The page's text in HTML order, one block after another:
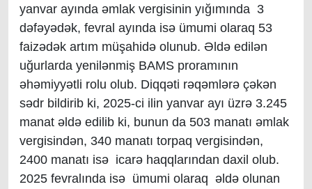
yanvar ayında əmlak vergisinin yığımında 3
dəfəyədək, fevral ayında isə ümumi olaraq 53
faizədək artım müşahidə olunub. Əldə edilən
uğurlarda yenilənmiş BAMS proramının
əhəmiyyətli rolu olub. Diqqəti rəqəmlərə çəkən
sədr bildirib ki, 2025-ci ilin yanvar ayı üzrə 3.245
manat əldə edilib ki, bunun da 503 manatı əmlak
vergisindən, 340 manatı torpaq vergisindən,
2400 manatı isə icarə haqqlarından daxil olub.
2025 fevralında isə ümumi olaraq əldə olunan